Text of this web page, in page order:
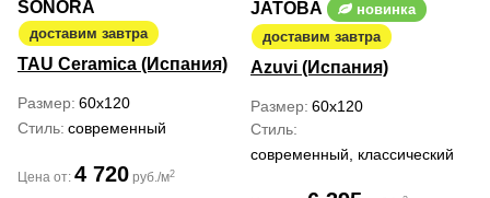
SONORA
доставим завтра
TAU Ceramica (Испания)
Размер 60x120
Стиль современный
Цена от: 4 720 руб./м2
JATOBA
новинка
доставим завтра
Azuvi (Испания)
Размер 60x120
Стиль
современный, классический